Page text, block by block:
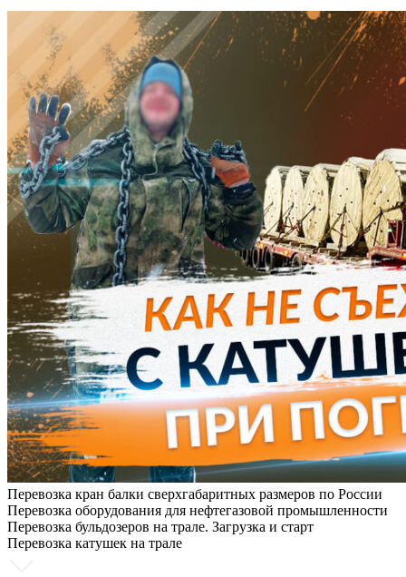
Перевозка кран балки сверхгабаритных размеров по России
Перевозка оборудования для нефтегазовой промышленности
Перевозка бульдозеров на трале. Загрузка и старт
Перевозка катушек на трале